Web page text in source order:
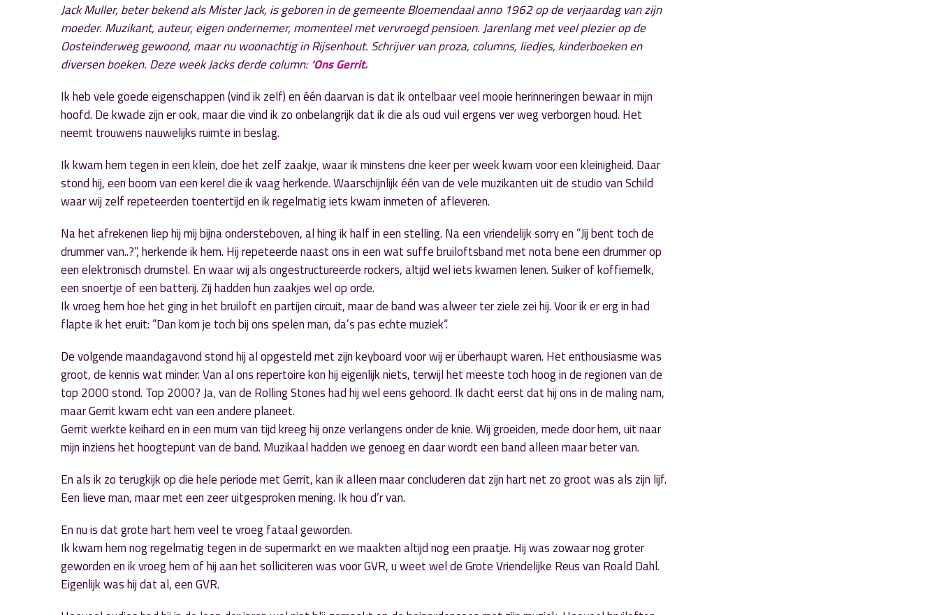
Jack Muller, beter bekend als Mister Jack, is geboren in de gemeente Bloemendaal anno 1962 op de verjaardag van zijn
moeder. Muzikant, auteur, eigen ondernemer, momenteel met vervroegd pensioen. Jarenlang met veel plezier op de
Oosteinderweg gewoond, maar nu woonachtig in Rijsenhout. Schrijver van proza, columns, liedjes, kinderboeken en
diversen boeken. Deze week Jacks derde column:‘Ons Gerrit.
Ik heb vele goede eigenschappen (vind ik zelf) en één daarvan is dat ik ontelbaar veel mooie herinneringen bewaar in mijn
hoofd. De kwade zijn er ook, maar die vind ik zo onbelangrijk dat ik die als oud vuil ergens ver weg verborgen houd. Het
neemt trouwens nauwelijks ruimte in beslag.
Ik kwam hem tegen in een klein, doe het zelf zaakje, waar ik minstens drie keer per week kwam voor een kleinigheid. Daar
stond hij, een boom van een kerel die ik vaag herkende. Waarschijnlijk één van de vele muzikanten uit de studio van Schild
waar wij zelf repeteerden toentertijd en ik regelmatig iets kwam inmeten of afleveren.
Na het afrekenen liep hij mij bijna ondersteboven, al hing ik half in een stelling. Na een vriendelijk sorry en ”Jij bent toch de
drummer van..?”, herkende ik hem. Hij repeteerde naast ons in een wat suffe bruiloftsband met nota bene een drummer op
een elektronisch drumstel. En waar wij als ongestructureerde rockers, altijd wel iets kwamen lenen. Suiker of koffiemelk,
een snoertje of een batterij. Zij hadden hun zaakjes wel op orde.
Ik vroeg hem hoe het ging in het bruiloft en partijen circuit, maar de band was alweer ter ziele zei hij. Voor ik er erg in had
flapte ik het eruit: ”Dan kom je toch bij ons spelen man, da’s pas echte muziek“.
De volgende maandagavond stond hij al opgesteld met zijn keyboard voor wij er überhaupt waren. Het enthousiasme was
groot, de kennis wat minder. Van al ons repertoire kon hij eigenlijk niets, terwijl het meeste toch hoog in de regionen van de
top 2000 stond. Top 2000? Ja, van de Rolling Stones had hij wel eens gehoord. Ik dacht eerst dat hij ons in de maling nam,
maar Gerrit kwam echt van een andere planeet.
Gerrit werkte keihard en in een mum van tijd kreeg hij onze verlangens onder de knie. Wij groeiden, mede door hem, uit naar
mijn inziens het hoogtepunt van de band. Muzikaal hadden we genoeg en daar wordt een band alleen maar beter van.
En als ik zo terugkijk op die hele periode met Gerrit, kan ik alleen maar concluderen dat zijn hart net zo groot was als zijn lijf.
Een lieve man, maar met een zeer uitgesproken mening. Ik hou d’r van.
En nu is dat grote hart hem veel te vroeg fataal geworden.
Ik kwam hem nog regelmatig tegen in de supermarkt en we maakten altijd nog een praatje. Hij was zowaar nog groter
geworden en ik vroeg hem of hij aan het solliciteren was voor GVR, u weet wel de Grote Vriendelijke Reus van Roald Dahl.
Eigenlijk was hij dat al, een GVR.